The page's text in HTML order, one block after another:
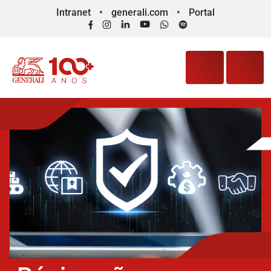
Intranet generali.com
Portal
FacebookInstagram
LinkedInYouTubeWhatsApp
Spotify